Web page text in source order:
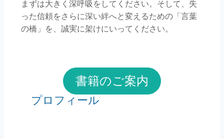
まずは大きく深呼吸をしてください。そして、失
った信頼をさらに深い絆へと変えるための「言葉
の橋」を、誠実に架けにいってください。
書籍のご案内
プロフィール